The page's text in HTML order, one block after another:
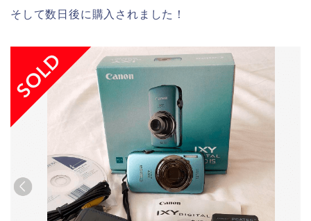
そして数日後に購入されました！